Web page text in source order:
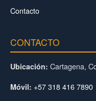
Contacto
CONTACTO
Ubicación: Cartagena,
Móvil: +57 318 416 7890